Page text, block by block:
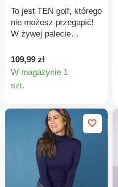
To jest TEN golf, którego
nie możesz przegapić!
W żywej palecie
dekolt. Długie rękawy.
Prosty dół. W dotyku
kaszmirowy. Łatwy w
pielęgnacji, można prać
109,99 zł
W magazynie 1
szt.